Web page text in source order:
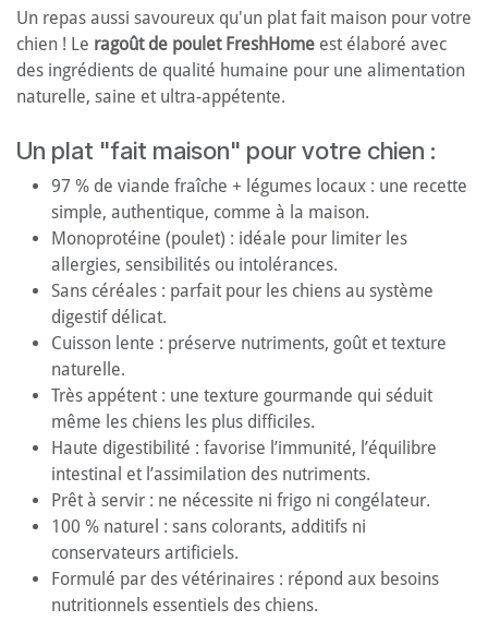
Un repas aussi savoureux qu'un plat fait maison pour votre
chien ! Le ragoût de poulet FreshHome est élaboré avec
des ingrédients de qualité humaine pour une alimentation
naturelle, saine et ultra-appétente.
Un plat "fait maison" pour votre chien :
97 % de viande fraîche + légumes locaux : une recette
simple, authentique, comme à la maison.
Monoprotéine (poulet) : idéale pour limiter les
allergies, sensibilités ou intolérances.
Sans céréales : parfait pour les chiens au système
digestif délicat.
Cuisson lente : préserve nutriments, goût et texture
naturelle.
Très appétent : une texture gourmande qui séduit
même les chiens les plus difficiles.
Haute digestibilité : favorise l’immunité, l’équilibre
intestinal et l’assimilation des nutriments.
Prêt à servir : ne nécessite ni frigo ni congélateur.
100 % naturel : sans colorants, additifs ni
conservateurs artificiels.
Formulé par des vétérinaires : répond aux besoins
nutritionnels essentiels des chiens.